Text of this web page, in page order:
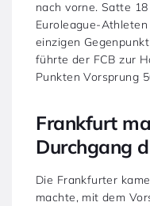
nach vorne. Satte
Euroleague-
einzigen
führte der FCB zur
Punkten Vorsprung
Frankfurt
Durchgang
Die Frankfurter
machte, mit dem